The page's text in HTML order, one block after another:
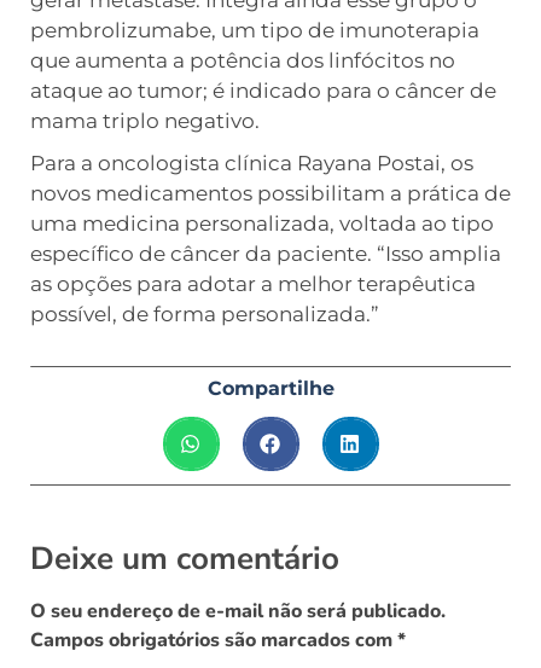
pembrolizumabe, um tipo de imunoterapia
que aumenta a potência dos linfócitos no
ataque ao tumor; é indicado para o câncer de
mama triplo negativo.
Para a oncologista clínica Rayana Postai, os
novos medicamentos possibilitam a prática de
uma medicina personalizada, voltada ao tipo
específico de câncer da paciente. “Isso amplia
as opções para adotar a melhor terapêutica
possível, de forma personalizada.”
Compartilhe
Deixe um comentário
O seu endereço de e-mail não será publicado.
Campos obrigatórios são marcados com*